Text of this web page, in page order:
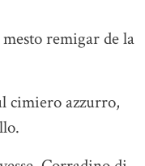
remigar de la
cimiero azzurro,